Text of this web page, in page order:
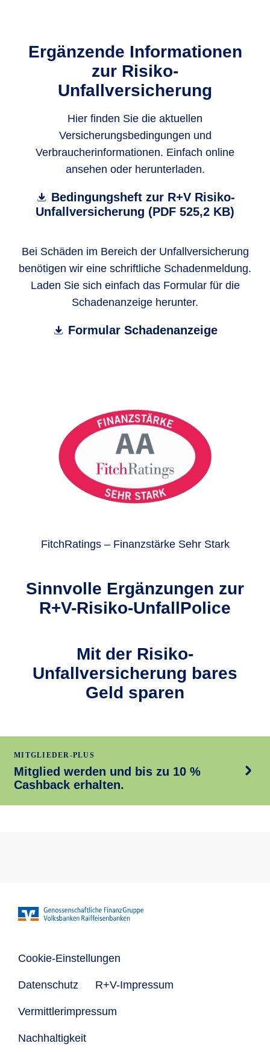
Ergänzende Informationen
zur Risiko-
Unfallversicherung
Hier finden Sie die aktuellen
Versicherungsbedingungen und
Verbraucherinformationen. Einfach online
ansehen oder herunterladen.
Bedingungsheft zur R+V Risiko-
Unfallversicherung (PDF 525,2 KB)
Bei Schäden im Bereich der Unfallversicherung
benötigen wir eine schriftliche Schadenmeldung.
Laden Sie sich einfach das Formular für die
Schadenanzeige herunter.
Formular Schadenanzeige
FitchRatings – Finanzstärke Sehr Stark
Sinnvolle Ergän­zungen zur
R+V-Risiko-UnfallPolice
Mit der Risiko-
Unfallversicherung bares
Geld sparen
MITGLIEDER-PLUS
Mitglied werden und bis zu 10 %
Cashback erhalten.
Cookie-Einstellungen
Datenschutz R+V-Impressum
Vermittlerimpressum
Nachhaltigkeit